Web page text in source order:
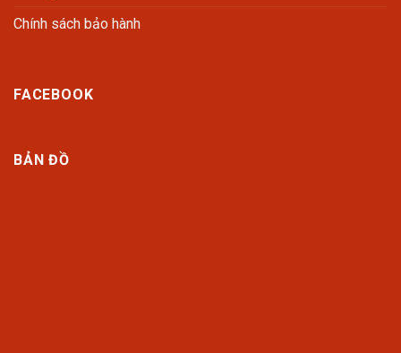
Chính sách bảo hành
FACEBOOK
BẢN ĐỒ